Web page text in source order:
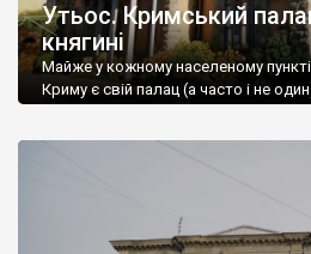
Утьос. Кримський
княгині
Майже у кожному населеному
Криму є свій палац (а часто і не